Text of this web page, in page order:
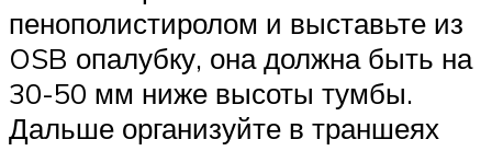
пенополистиролом и выставьте из
OSB опалубку, она должна быть на
30-50 мм ниже высоты тумбы.
Дальше организуйте в траншеях